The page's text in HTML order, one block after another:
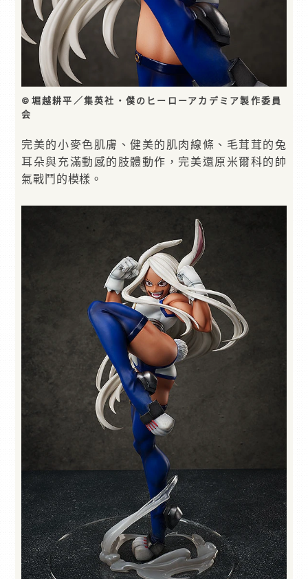
©堀越耕平／集英社・僕のヒーローアカデミア製作委員
会
完美的小麥色肌膚、健美的肌肉線條、毛茸茸的兔
耳朵與充滿動感的肢體動作，完美還原米爾科的帥
氣戰鬥的模樣。